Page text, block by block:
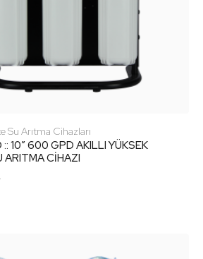
Su Arıtma Cihazları
10″ 600 GPD AKILLI YÜKSEK
ARITMA CİHAZI